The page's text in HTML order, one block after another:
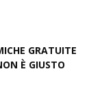
GRATUITE
È GIUSTO